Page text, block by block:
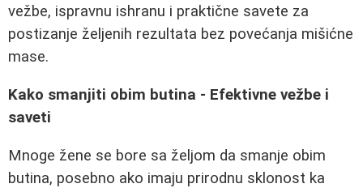
vežbe, ispravnu ishranu i praktične savete za
postizanje željenih rezultata bez povećanja mišićne
mase.
Kako smanjiti obim butina - Efektivne vežbe i
saveti
Mnoge žene se bore sa željom da smanje obim
butina, posebno ako imaju prirodnu sklonost ka